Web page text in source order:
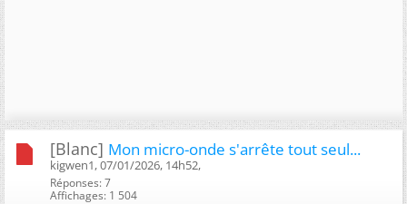
[Blanc] Mon micro-onde s'arrête tout seul...
kigwen1, 07/01/2026, 14h52, ‎
Réponses: 7
Affichages: 1 504